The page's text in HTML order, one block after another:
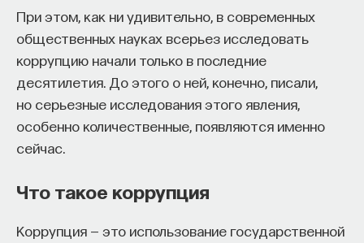
При этом, как ни удивительно, в современных
общественных науках всерьез исследовать
коррупцию начали только в последние
десятилетия. До этого о ней, конечно, писали,
но серьезные исследования этого явления,
особенно количественные, появляются именно
сейчас.
Что такое коррупция
Коррупция — это использование государственной